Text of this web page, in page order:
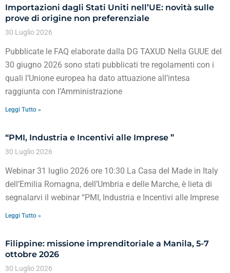
Importazioni dagli Stati Uniti nell’UE: novità sulle
prove di origine non preferenziale
30 Luglio 2026
Pubblicate le FAQ elaborate dalla DG TAXUD Nella GUUE del
30 giugno 2026 sono stati pubblicati tre regolamenti con i
quali l’Unione europea ha dato attuazione all’intesa
raggiunta con l’Amministrazione
Leggi Tutto »
“PMI, Industria e Incentivi alle Imprese ”
30 Luglio 2026
Webinar 31 luglio 2026 ore 10:30 La Casa del Made in Italy
dell’Emilia Romagna, dell’Umbria e delle Marche, è lieta di
segnalarvi il webinar “PMI, Industria e Incentivi alle Imprese
Leggi Tutto »
Filippine: missione imprenditoriale a Manila, 5-7
ottobre 2026
30 Luglio 2026